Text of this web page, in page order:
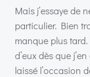
Mais j’essaye de
particulier. Bien
manque plus
d’eux dès que
laissé l’occasion